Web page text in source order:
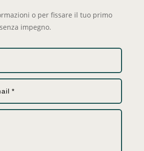
o per fissare il tuo primo
impegno.